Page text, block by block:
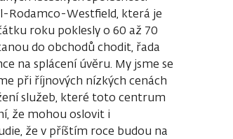
Rodamco-Westfield, která je
roku poklesly o 60 až 70
do obchodů chodit, řada
na splácení úvěru. My jsme se
při říjnových nízkých cenách
služeb, které toto centrum
že mohou oslovit i
že v příštím roce budou na